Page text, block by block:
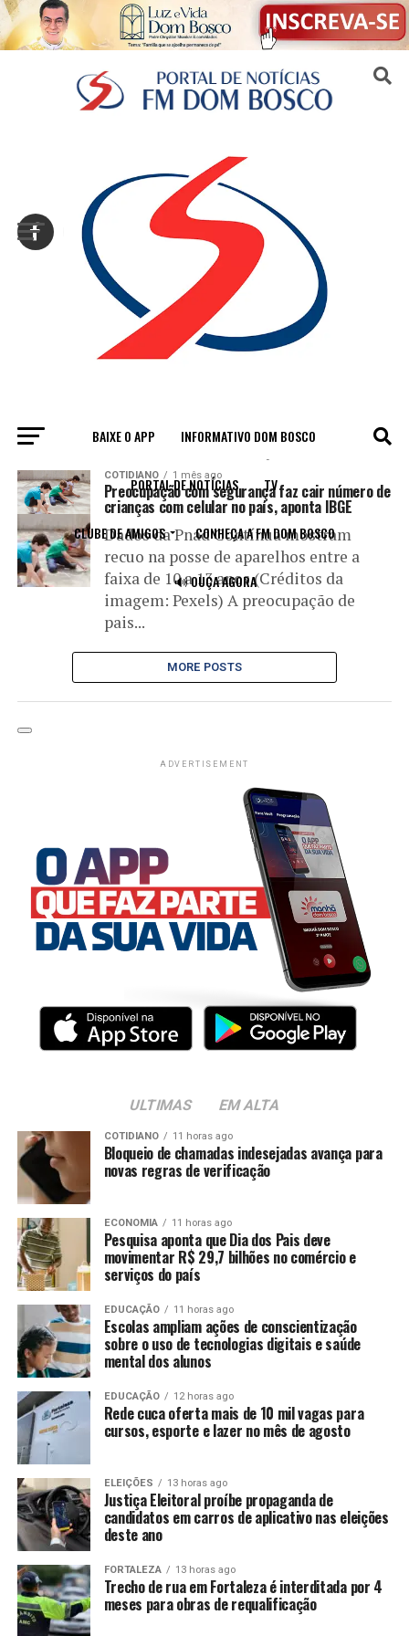
BAIXE O APP INFORMATIVO DOM BOSCO
PORTAL DE NOTÍCIAS TV
CLUBE DE AMIGOS CONHEÇA A FM DOM BOSCO
🔊 OUÇA AGORA
All posts tagged "segurança digital"
COTIDIANO 1 mês ago
Preocupação com segurança faz cair número de
crianças com celular no país, aponta IBGE
Dados da Pnad Contínua mostram
recuo na posse de aparelhos entre a
faixa de 10 a 13 anos (Créditos da
imagem: Pexels) A preocupação de
pais...
MORE POSTS
ADVERTISEMENT
ULTIMAS EM ALTA
COTIDIANO 11 horas ago
Bloqueio de chamadas indesejadas avança para
novas regras de verificação
ECONOMIA 11 horas ago
Pesquisa aponta que Dia dos Pais deve
movimentar R$ 29,7 bilhões no comércio e
serviços do país
EDUCAÇÃO 11 horas ago
Escolas ampliam ações de conscientização
sobre o uso de tecnologias digitais e saúde
mental dos alunos
EDUCAÇÃO 12 horas ago
Rede cuca oferta mais de 10 mil vagas para
cursos, esporte e lazer no mês de agosto
ELEIÇÕES 13 horas ago
Justiça Eleitoral proíbe propaganda de
candidatos em carros de aplicativo nas eleições
deste ano
FORTALEZA 13 horas ago
Trecho de rua em Fortaleza é interditada por 4
meses para obras de requalificação
Sair da versão mobile